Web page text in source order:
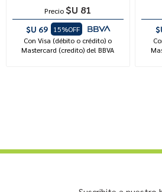
Precio $U 81
$U 69
15%OFF
Con Visa (débito o crédito) o
Mastercard (credito) del BBVA